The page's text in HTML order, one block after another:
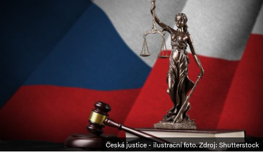
Česká justice - ilustrační foto. Zdroj: Shutterstock